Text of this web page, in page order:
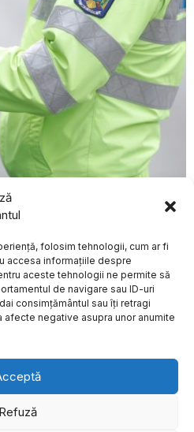
folosim tehnologii, cum ar fi
accesa informațiile despre
aceste tehnologii ne permite să
de navigare sau ID-uri
consimțământul sau îți retragi
negative asupra unor anumite
Refuză
suspendă aplicarea măsurii
pentru neplata amenzilor
Termeni și Conditii
Contact
Cookies
spaniole
pentru
navei de
focar de
au
pregătesc
Italia
să
la